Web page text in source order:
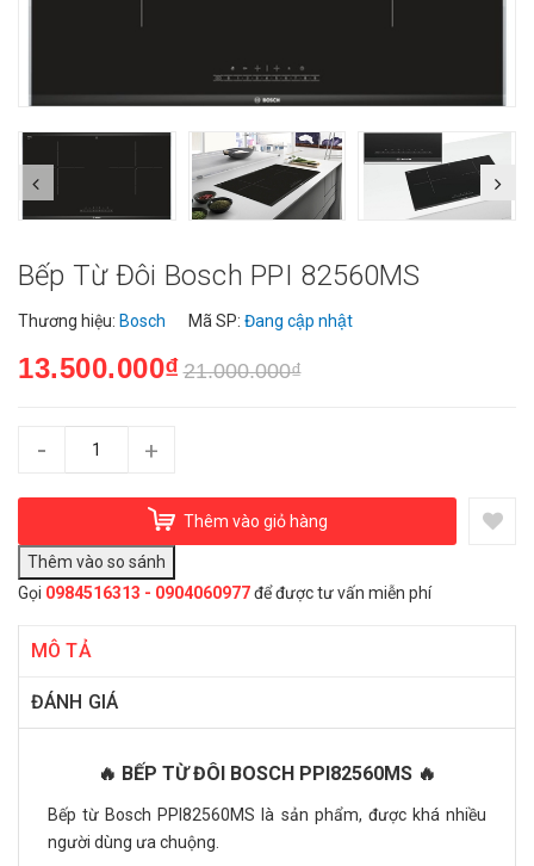
Bếp Từ Đôi Bosch PPI 82560MS
Thương hiệu: Bosch Mã SP: Đang cập nhật
13.500.000₫21.000.000₫
- +
Thêm vào giỏ hàng
Gọi 0984516313 - 0904060977để được tư vấn miễn phí
MÔ TẢ
ĐÁNH GIÁ
🔥 BẾP TỪ ĐÔI BOSCH PPI82560MS 🔥
Bếp từ Bosch PPI82560MS là sản phẩm, được khá nhiều
người dùng ưa chuộng.